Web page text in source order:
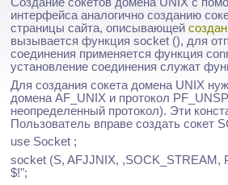
интерфейса аналогично созданию
страницы сайта, описывающей
вызывается функция socket (), для
соединения применяется функция
установление соединения служат
Для создания сокета домена UNIX
домена AF_UNIX и протокол
неоп­ределенный протокол). Эти
Пользова­тель вправе создать сокет
use Socket ;
socket (S, AFJJNIX, ,SOCK_STREAM,
$!";